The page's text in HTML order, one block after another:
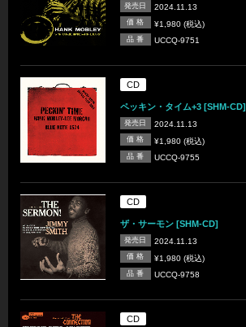
発売日 2024.11.13
価 格 ¥1,980 (税込)
品 番 UCCQ-9751
CD
ペッキン・タイム+3 [SHM-CD]
発売日 2024.11.13
価 格 ¥1,980 (税込)
品 番 UCCQ-9755
CD
ザ・サーモン [SHM-CD]
発売日 2024.11.13
価 格 ¥1,980 (税込)
品 番 UCCQ-9758
CD